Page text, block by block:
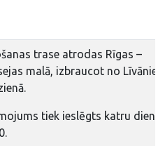
trase atrodas Rīgas –
malā, izbraucot no
tiek ieslēgts katru